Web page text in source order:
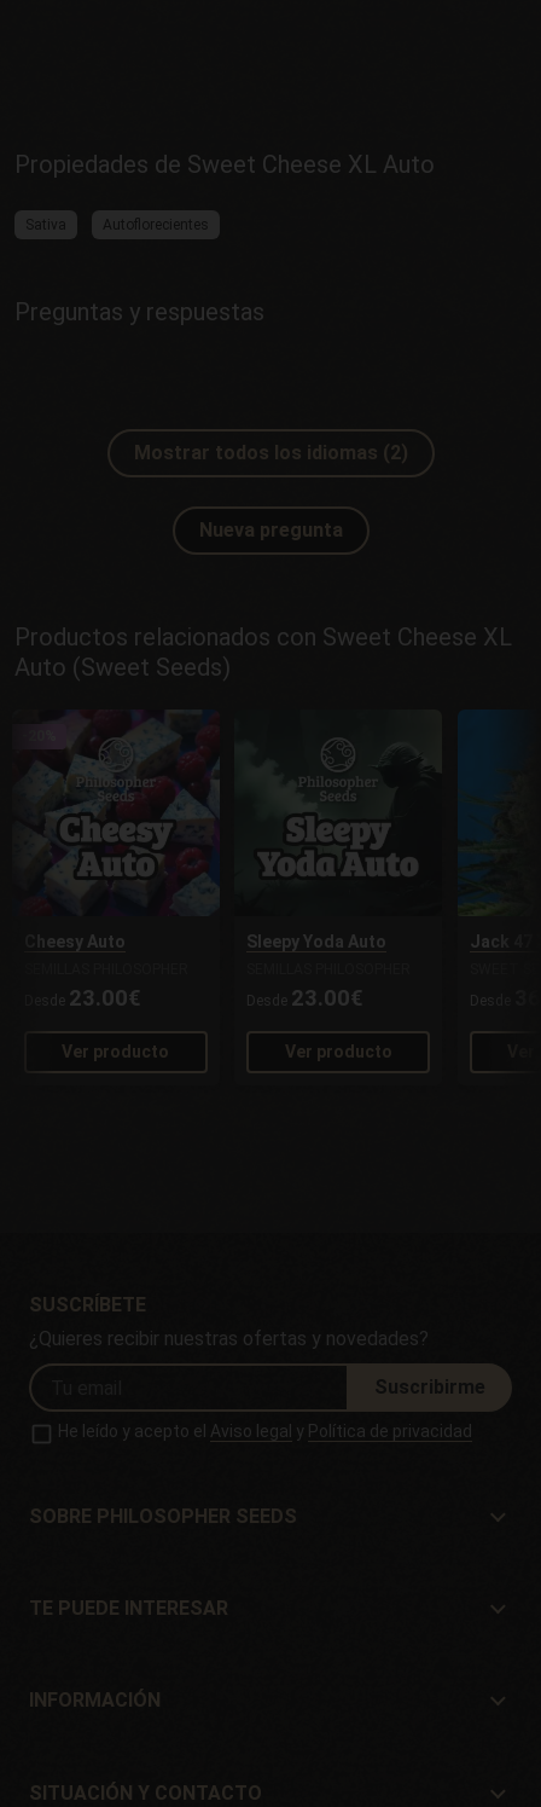
Propiedades de Sweet Cheese XL Auto
Sativa Autoflorecientes
Preguntas y respuestas
Mostrar todos los idiomas (2)
Nueva pregunta
Productos relacionados con Sweet Cheese XL
Auto (Sweet Seeds)
Cheesy Auto
Desde 23.00€
Ver producto
Sleepy Yoda Auto
Desde 23.00€
Ver producto
Jack 47
Desde
SUSCRÍBETE
¿Quieres recibir nuestras ofertas y novedades?
Suscribirme
He leído y acepto el Aviso legal y Política de privacidad
SOBRE PHILOSOPHER SEEDS
Situación y Contacto
TE PUEDE INTERESAR
Ofertas
INFORMACIÓN
Garantías y devoluciones
SITUACIÓN Y CONTACTO